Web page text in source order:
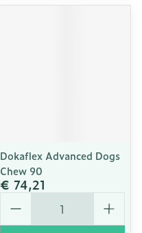
Dokaflex Advanced Dogs
Chew 90
€ 74,21
Aantal